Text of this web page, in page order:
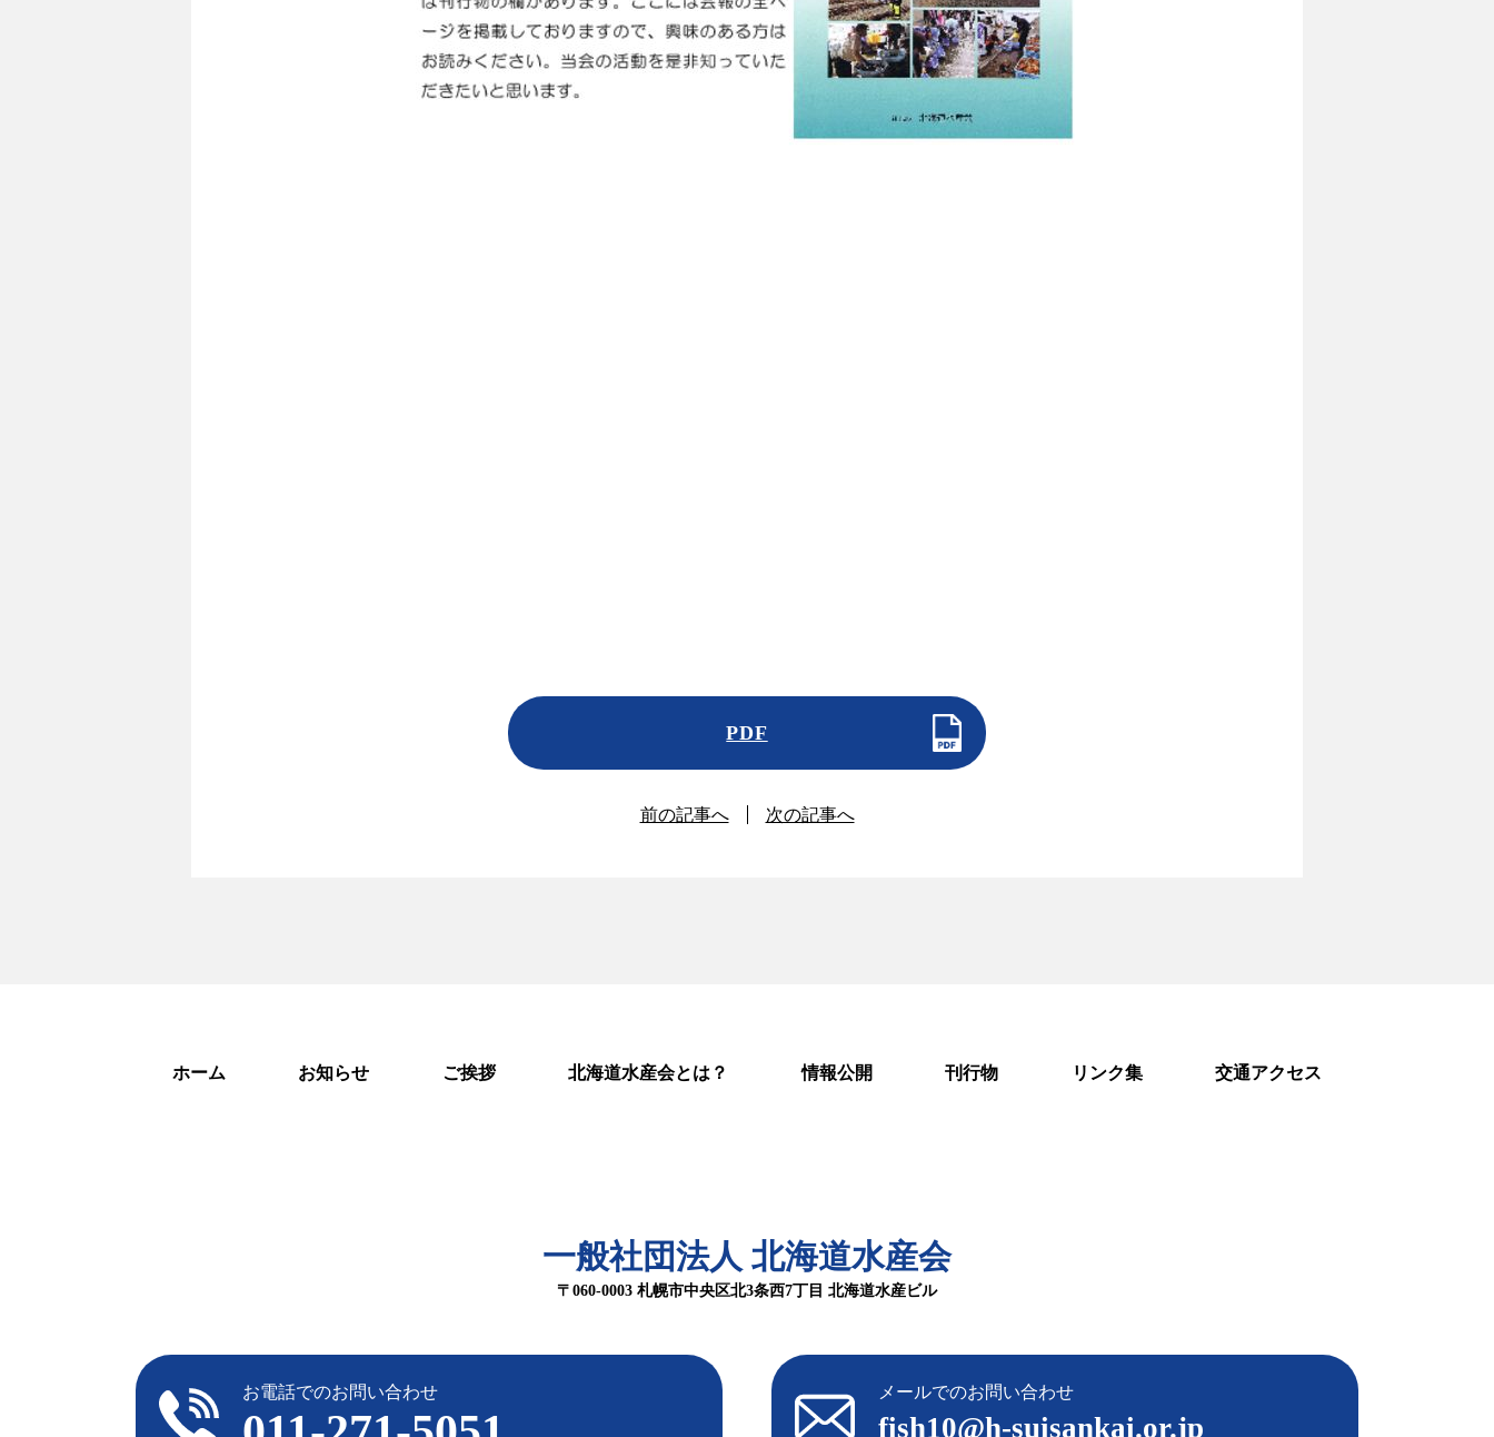
PDF
前の記事へ 次の記事へ
ホーム お知らせ ご挨拶 北海道水産会とは？ 情報公開 刊行物 リンク集 交通アクセス
一般社団法人 北海道水産会
〒060-0003 札幌市中央区北3条西7丁目 北海道水産ビル
お電話でのお問い合わせ メールでのお問い合わせ
fish10@h-suisankai.or.jp